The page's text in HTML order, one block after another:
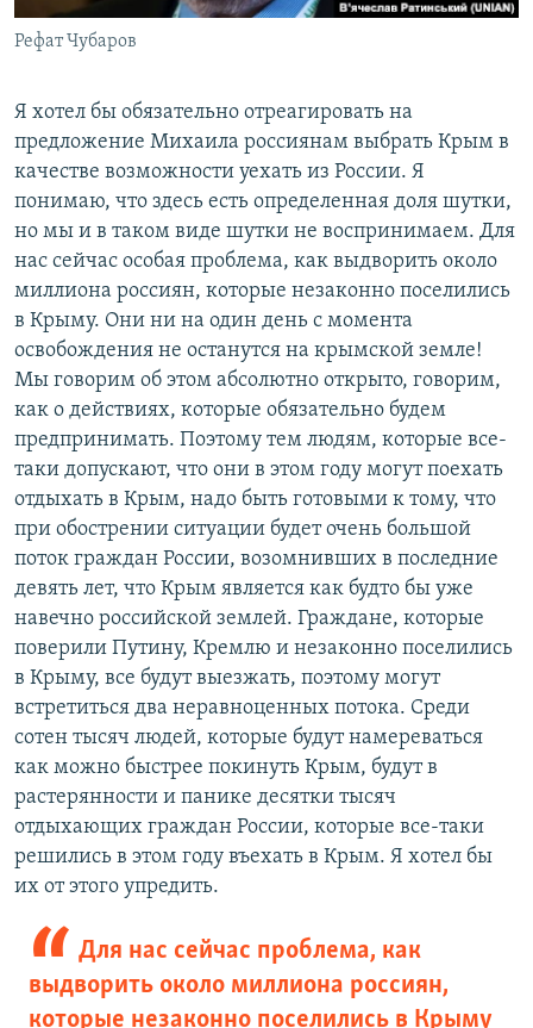
Рефат Чубаров
Я хотел бы обязательно отреагировать на
предложение Михаила россиянам выбрать Крым в
качестве возможности уехать из России. Я
понимаю, что здесь есть определенная доля шутки,
но мы и в таком виде шутки не воспринимаем. Для
нас сейчас особая проблема, как выдворить около
миллиона россиян, которые незаконно поселились
в Крыму. Они ни на один день с момента
освобождения не останутся на крымской земле!
Мы говорим об этом абсолютно открыто, говорим,
как о действиях, которые обязательно будем
предпринимать. Поэтому тем людям, которые все-
таки допускают, что они в этом году могут поехать
отдыхать в Крым, надо быть готовыми к тому, что
при обострении ситуации будет очень большой
поток граждан России, возомнивших в последние
девять лет, что Крым является как будто бы уже
навечно российской землей. Граждане, которые
поверили Путину, Кремлю и незаконно поселились
в Крыму, все будут выезжать, поэтому могут
встретиться два неравноценных потока. Среди
сотен тысяч людей, которые будут намереваться
как можно быстрее покинуть Крым, будут в
растерянности и панике десятки тысяч
отдыхающих граждан России, которые все-таки
решились в этом году въехать в Крым. Я хотел бы
их от этого упредить.
Для нас сейчас проблема, как
выдворить около миллиона россиян,
которые незаконно поселились в Крыму